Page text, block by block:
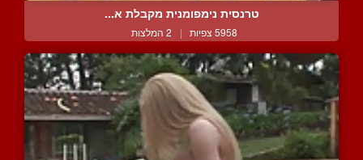
טרנסית נימפומנית מקבלת א...
5958 צפיות | 2 המלצות